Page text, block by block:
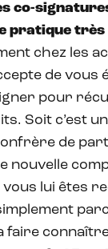
co-
pratique très
chez les
de vous
pour
Soit c’est
de
nouvelle
lui êtes
faire